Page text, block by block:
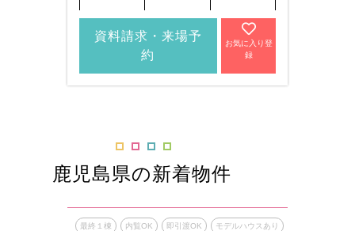
資料請求・来場予
約
お気に入り登
録
鹿児島県の新着物件
最終１棟 内覧OK 即引渡OK モデルハウスあり